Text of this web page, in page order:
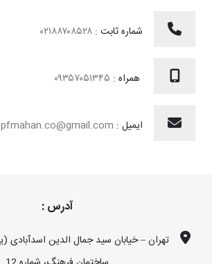
شماره ثابت :
همراه :
ایمیل : pfmahan.co@gmail.com
آدرس :